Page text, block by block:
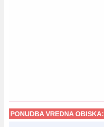
PONUDBA VREDNA OBISKA: